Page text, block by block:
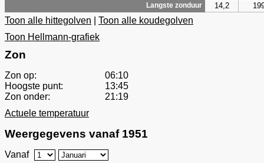
Langste zonduur 14,2
Toon alle hittegolven
Toon alle koudegolven
Toon Hellmann-grafiek
Zon
Zon op:
06:10
Hoogste punt:
13:45
Zon onder:
21:19
Actuele temperatuur
Weergegevens vanaf 1951
Vanaf